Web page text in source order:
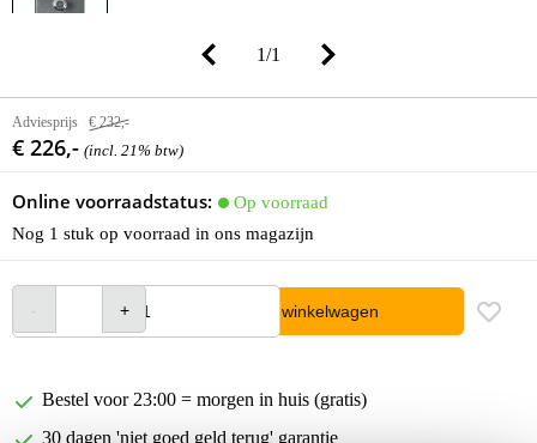
1/1
Adviesprijs € 232,-
€ 226,- (incl. 21% btw)
Online voorraadstatus:
Op voorraad
Nog 1 stuk op voorraad in ons magazijn
In winkelwagen
Bestel voor 23:00 = morgen in huis (gratis)
30 dagen 'niet goed geld terug' garantie